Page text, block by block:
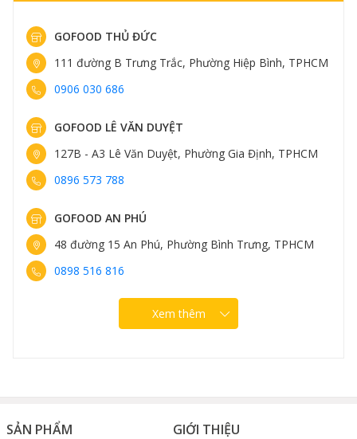
GOFOOD THỦ ĐỨC
111 đường B Trưng Trắc, Phường Hiệp Bình, TPHCM
0906 030 686
GOFOOD LÊ VĂN DUYỆT
127B - A3 Lê Văn Duyệt, Phường Gia Định, TPHCM
0896 573 788
GOFOOD AN PHÚ
48 đường 15 An Phú, Phường Bình Trưng, TPHCM
0898 516 816
Xem thêm
SẢN PHẨM GIỚI THIỆU